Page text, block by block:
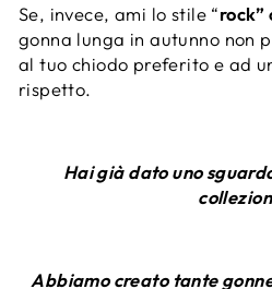
Se, invece, ami lo stile “rock”
gonna lunga in autunno non
al tuo chiodo preferito e ad
rispetto.
Hai già dato uno
Abbiamo creato tante